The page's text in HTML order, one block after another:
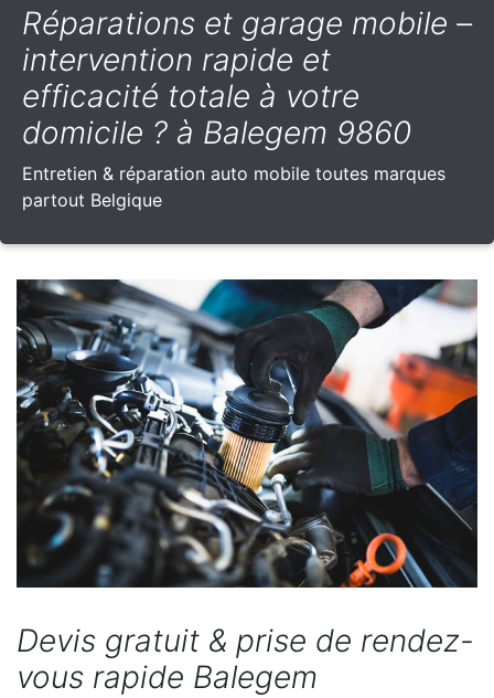
Réparations et garage mobile –
intervention rapide et
efficacité totale à votre
domicile ? à Balegem 9860
Entretien & réparation auto mobile toutes marques
partout Belgique
Devis gratuit & prise de rendez-
vous rapide Balegem